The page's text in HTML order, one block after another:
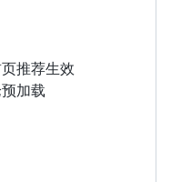
推荐生效
加载